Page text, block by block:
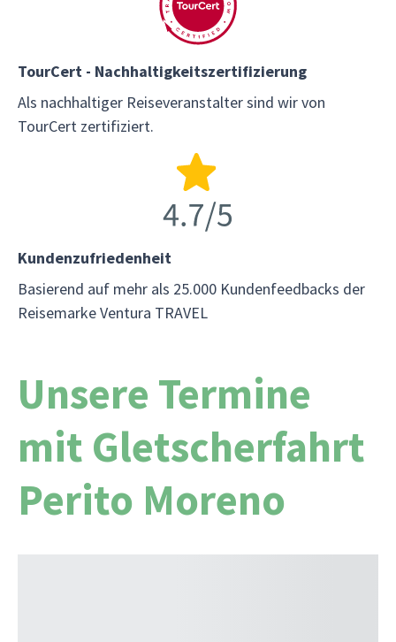
TourCert - Nachhaltigkeitszertifizierung
Als nachhaltiger Reiseveranstalter sind wir von
TourCert zertifiziert.
Kundenzufriedenheit
Basierend auf mehr als 25.000 Kundenfeedbacks der
Reisemarke Ventura TRAVEL
Unsere Termine
mit Gletscherfahrt
Perito Moreno